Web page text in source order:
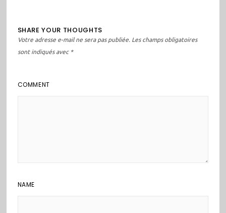
SHARE YOUR THOUGHTS
Votre adresse e-mail ne sera pas publiée. Les champs obligatoires
sont indiqués avec *
COMMENT
NAME